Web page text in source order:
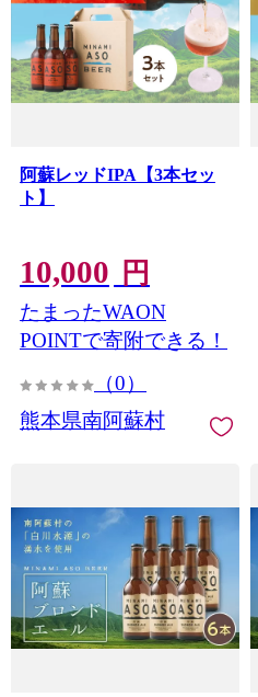
阿蘇レッドIPA【3本セッ
ト】
10,000 円
たまったWAON
POINTで寄附できる！
（0）
熊本県南阿蘇村